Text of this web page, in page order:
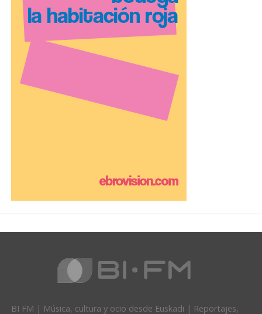
BI FM | Música, cultura y ocio desde Euskadi | Reportajes,